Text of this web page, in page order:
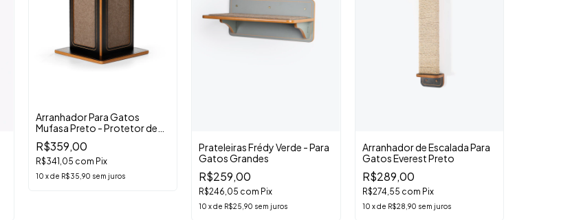
Arranhador Para Gatos
Mufasa Preto - Protetor de
Sofá
R$359,00
R$341,05 com Pix
10 xde R$35,90 sem juros
Prateleiras Frédy Verde - Para
Gatos Grandes
R$259,00
R$246,05 com Pix
10 xde R$25,90 sem juros
Arranhador de Escalada Para
Gatos Everest Preto
R$289,00
R$274,55 com Pix
10 xde R$28,90 sem juros